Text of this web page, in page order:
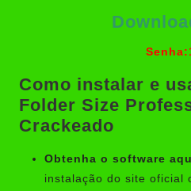
Como instalar e
Folder Size
Crackeado
Obtenha o software
instalação do site oficial